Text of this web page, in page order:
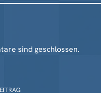
sind geschlossen.